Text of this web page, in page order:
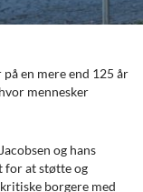
en mere end 125 år
mennesker
og hans
for at støtte og
borgere med